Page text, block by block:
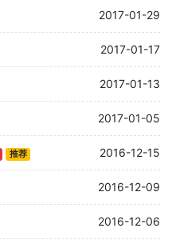
2017-01-29
2017-01-17
2017-01-13
2017-01-05
推荐 2016-12-15
2016-12-09
2016-12-06